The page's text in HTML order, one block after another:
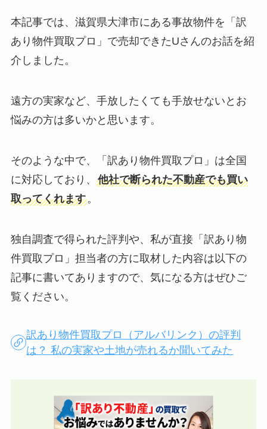
本記事では、滋賀県大津市にある事故物件を「訳
あり物件買取プロ」で売却できたUさんのお話を紹
介しました。
遠方の実家など、手放したくても手放せないとお
悩みの方は多いかと思います。
そのような中で、「訳あり物件買取プロ」は全国
に対応しており、 他社で断られた不動産でも買い
取ってくれます。
独自調査で得られた評判や、私が直接「訳あり物
件買取プロ」担当者の方に取材した内容は以下の
記事に書いてありますので、気になる方はぜひご
覧ください。
訳あり物件買取プロ（アルバリンク）の評判
は？ 私の実家や土地が売れるか聞いてみた